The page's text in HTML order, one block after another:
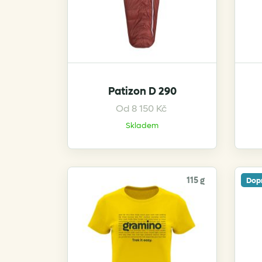
page
Patizon D 290
Od 8 150 Kč
Skladem
This
product
variants.
The
options
be
chosen
115 g